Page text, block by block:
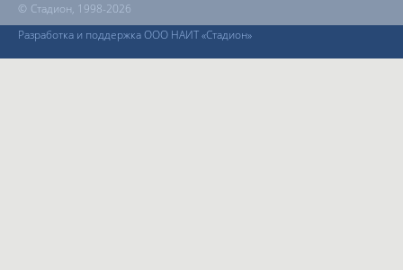
© Стадион, 1998-2026
Разработка и поддержка ООО НАИТ «Стадион»